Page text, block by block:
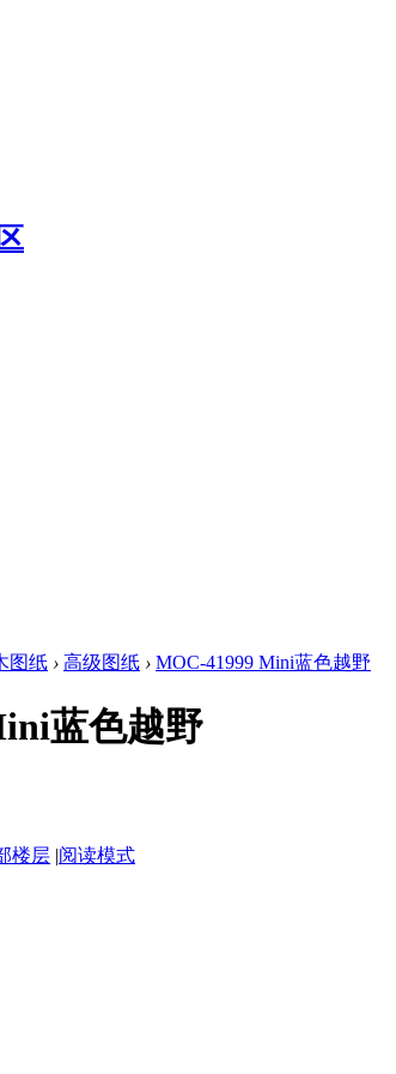
图纸 › 高级图纸 › MOC-41999 Mini蓝色越野
蓝色越野
楼层 |阅读模式